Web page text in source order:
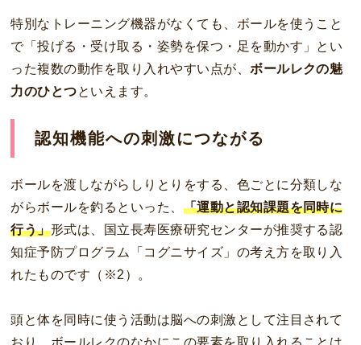
特別なトレーニング機器がなくても、ボールを使うこと
で「投げる・受け取る・姿勢を保つ・足を動かす」とい
った複数の動作を取り入れやすい点が、ボールレクの魅
力のひとつといえます。
認知機能への刺激につながる
ボールを渡しながらしりとりをする、色ごとに分類しな
がらボールを釣るといった、 「運動と認知課題を同時に
行う」形式は、国立長寿医療研究センターが推奨する認
知症予防プログラム「コグニサイズ」の考え方を取り入
れたものです（※2）。
頭と体を同時に使う活動は脳への刺激として注目されて
おり、ボールレクのなかにこの要素を取り入れることは